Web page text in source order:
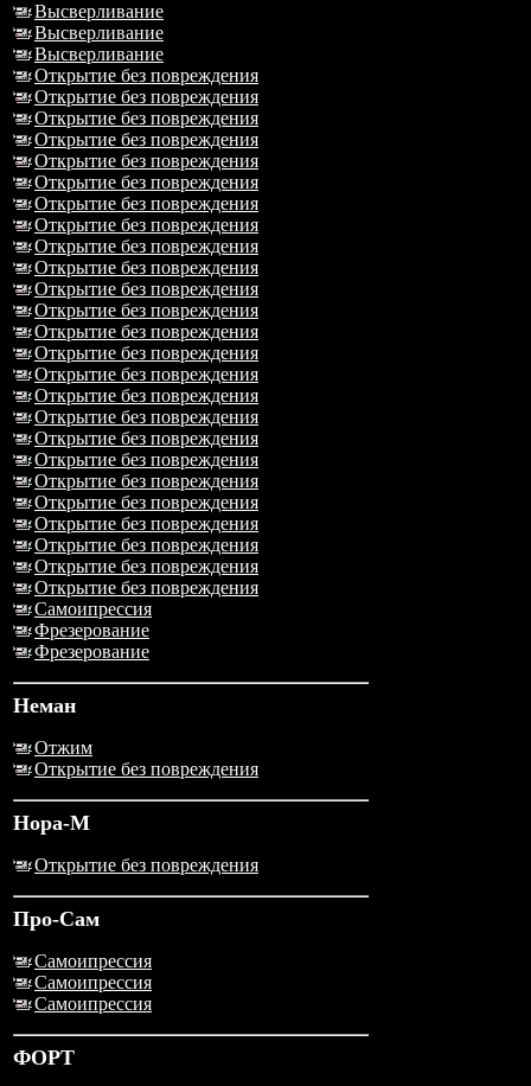
Высверливание
Высверливание
Высверливание
Открытие без повреждения
Открытие без повреждения
Открытие без повреждения
Открытие без повреждения
Открытие без повреждения
Открытие без повреждения
Открытие без повреждения
Открытие без повреждения
Открытие без повреждения
Открытие без повреждения
Открытие без повреждения
Открытие без повреждения
Открытие без повреждения
Открытие без повреждения
Открытие без повреждения
Открытие без повреждения
Открытие без повреждения
Открытие без повреждения
Открытие без повреждения
Открытие без повреждения
Открытие без повреждения
Открытие без повреждения
Открытие без повреждения
Открытие без повреждения
Открытие без повреждения
Самоипрессия
Фрезерование
Фрезерование
Неман
Отжим
Открытие без повреждения
Нора-М
Открытие без повреждения
Про-Сам
Самоипрессия
Самоипрессия
Самоипрессия
ФОРТ